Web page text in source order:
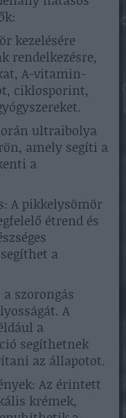
kezelésére
rendelkezésre,
A-vitamin-
ciklosporint,
ultraibolya
amely segíti a
a
A pikkelysömör
étrend és
a
a szorongás
A
a
segíthetnek
az állapotot.
Az érintett
krémek,